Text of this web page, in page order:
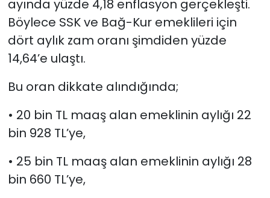
ayında yüzde 4,18 enflasyon gerçekleşti.
Böylece SSK ve Bağ-Kur emeklileri için
dört aylık zam oranı şimdiden yüzde
14,64’e ulaştı.
Bu oran dikkate alındığında;
• 20 bin TL maaş alan emeklinin aylığı 22
bin 928 TL’ye,
• 25 bin TL maaş alan emeklinin aylığı 28
bin 660 TL’ye,